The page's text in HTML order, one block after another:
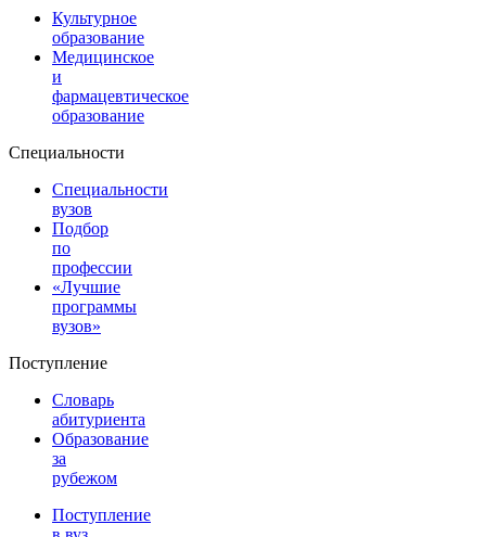
Культурное
образование
Медицинское
и
фармацевтическое
образование
Специальности
Специальности
вузов
Подбор
по
профессии
«Лучшие
программы
вузов»
Поступление
Словарь
абитуриента
Образование
за
рубежом
Поступление